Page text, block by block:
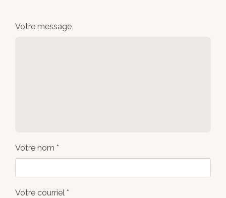
Votre message
Votre nom *
Votre courriel *